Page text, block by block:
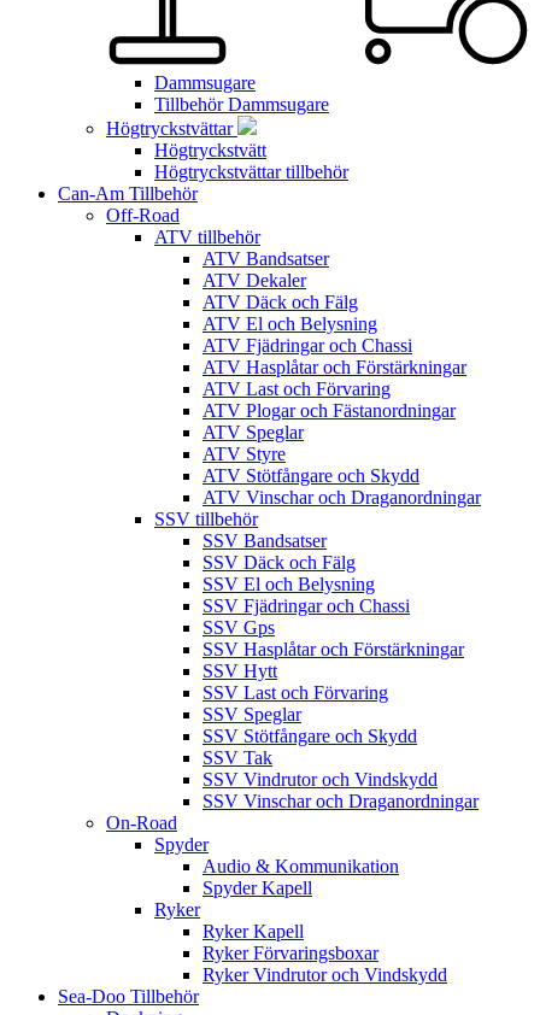
Dammsugare
Tillbehör Dammsugare
Högtryckstvättar
Högtryckstvätt
Högtryckstvättar tillbehör
Can-Am Tillbehör
Off-Road
ATV tillbehör
ATV Bandsatser
ATV Dekaler
ATV Däck och Fälg
ATV El och Belysning
ATV Fjädringar och Chassi
ATV Hasplåtar och Förstärkningar
ATV Last och Förvaring
ATV Plogar och Fästanordningar
ATV Speglar
ATV Styre
ATV Stötfångare och Skydd
ATV Vinschar och Draganordningar
SSV tillbehör
SSV Bandsatser
SSV Däck och Fälg
SSV El och Belysning
SSV Fjädringar och Chassi
SSV Gps
SSV Hasplåtar och Förstärkningar
SSV Hytt
SSV Last och Förvaring
SSV Speglar
SSV Stötfångare och Skydd
SSV Tak
SSV Vindrutor och Vindskydd
SSV Vinschar och Draganordningar
On-Road
Spyder
Audio & Kommunikation
Spyder Kapell
Ryker
Ryker Kapell
Ryker Förvaringsboxar
Ryker Vindrutor och Vindskydd
Sea-Doo Tillbehör